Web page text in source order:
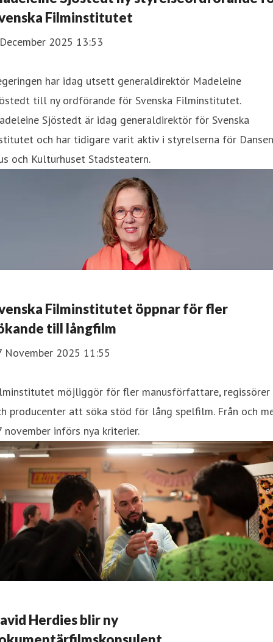
Filminstitutet
2025 13:53
har idag utsett generaldirektör Madeleine
till ny ordförande för Svenska Filminstitutet.
Sjöstedt är idag generaldirektör för Svenska
och har tidigare varit aktiv i styrelserna för
och Kulturhuset Stadsteatern.
Filminstitutet öppnar för fler
till långfilm
November 2025 11:55
möjliggör för fler manusförfattare, regissörer
producenter att söka stöd för lång spelfilm. Från och
november införs nya kriterier.
Herdies blir ny